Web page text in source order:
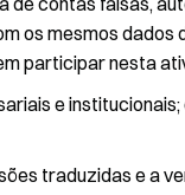
os mesmos
participar nesta
e
traduzidas e a